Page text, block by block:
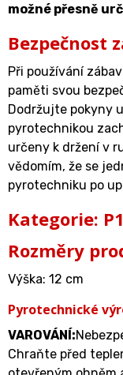
možné přesně
Bezpečnost
Při používání
paměti svou
Dodržujte pokyny
pyrotechnikou
určeny k držení v
vědomím, že se
pyrotechniku po
Kategorie: P1
Rozměry
Výška: 12 cm
Pyrotechnické
VAROVÁNÍ:
Chraňte před